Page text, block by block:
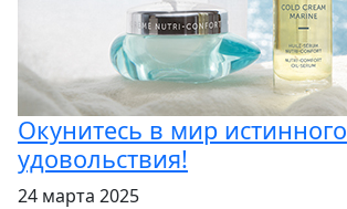
Окунитесь в мир истинного
удовольствия!
24 марта 2025